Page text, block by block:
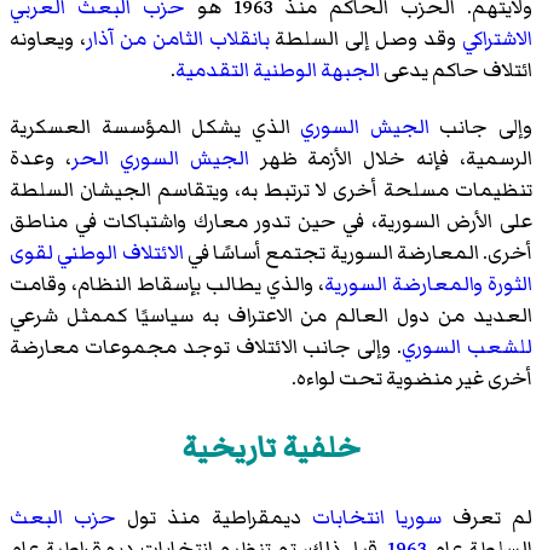
ولايتهم. الحزب الحاكم منذ 1963 هو
حزب البعث العربي
الاشتراكي وقد وصل إلى السلطةبانقلاب الثامن من آذار، ويعاونه
ائتلاف حاكم يدعىالجبهة الوطنية التقدمية.
وإلى جانب الجيش السوري الذي يشكل المؤسسة العسكرية
الرسمية، فإنه خلال الأزمة ظهر الجيش السوري الحر، وعدة
تنظيمات مسلحة أخرى لا ترتبط به، ويتقاسم الجيشان السلطة
على الأرض السورية، في حين تدور معارك واشتباكات في مناطق
أخرى. المعارضة السورية تجتمع أساسًا فيالائتلاف الوطني لقوى
الثورة والمعارضة السورية، والذي يطالب بإسقاط النظام، وقامت
العديد من دول العالم من الاعتراف به سياسيًا كممثل شرعي
للشعب السوري. وإلى جانب الائتلاف توجد مجموعات معارضة
أخرى غير منضوية تحت لواءه.
خلفية تاريخية
لم تعرفسوريا انتخابات ديمقراطية منذ تول حزب البعث